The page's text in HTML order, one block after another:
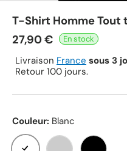
T-Shirt Homme
27,90 €
Livraison France sous 3
Retour 100 jours.
Couleur: Blanc